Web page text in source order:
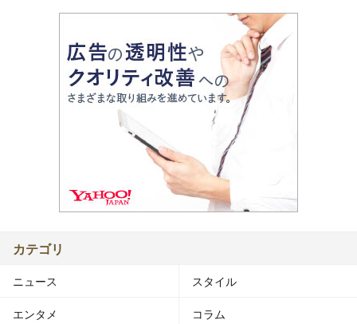
カテゴリ
ニュース スタイル
エンタメ コラム